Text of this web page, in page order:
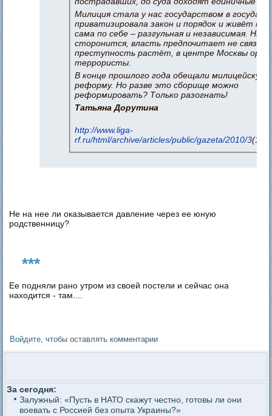
Милиция стала у нас государством в
приватизировала закон и порядок и живёт
сама по себе – разгульная и независимая.
сторонится, власть предпочитает не
преступность растёт, в центре Москвы
террористы.
В конце прошлого года обещали милицейскую
реформу. Но разве это сборище можно
реформировать? Только разогнать!
Татьяна Дорутина
http://www.liga-
rf.ru/html/archive/articles/public/gazeta/2010/3
Не на нее ли оказывается давление через ее юную
родственницу?
***
Ее подняли рано утром из своей постели и сейчас она
находится - там....
Войдите , чтобы оставлять комментарии
За сегодня:
Залужный: «Пусть в НАТО скажут честно, готовы ли они
воевать с Россией без опыта Украины?»